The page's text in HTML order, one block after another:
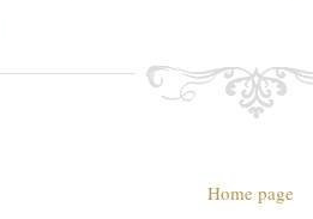
Home page